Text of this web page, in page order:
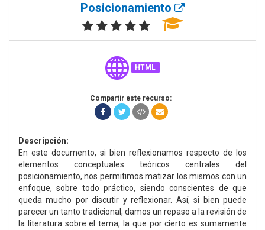
Posicionamiento
HTML
Compartir este recurso:
Descripción:
En este documento, si bien reflexionamos respecto de los
elementos conceptuales teóricos centrales del
posicionamiento, nos permitimos matizar los mismos con un
enfoque, sobre todo práctico, siendo conscientes de que
queda mucho por discutir y reflexionar. Así, si bien puede
parecer un tanto tradicional, damos un repaso a la revisión de
la literatura sobre el tema, la que por cierto es sumamente